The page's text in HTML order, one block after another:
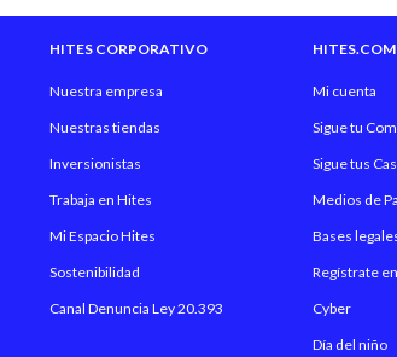
HITES CORPORATIVO
Nuestra empresa
Nuestras tiendas
Inversionistas
Trabaja en Hites
Mi Espacio Hites
Sostenibilidad
Canal Denuncia Ley 20.393
HITES.COM
Mi cuenta
Sigue tu
Sigue tus
Medios de
Bases
Regístrate
Cyber
Día del niño